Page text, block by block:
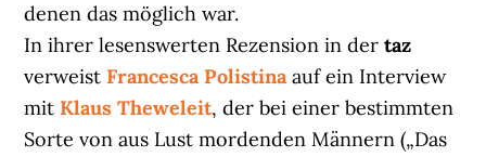
denen das möglich war.
In ihrer lesenswerten Rezension in dertaz
verweist Francesca Polistinaauf ein Interview
mit Klaus Theweleit, der bei einer bestimmten
Sorte von aus Lust mordenden Männern („Das